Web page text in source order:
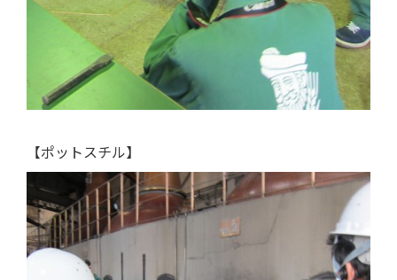
【ポットスチル】